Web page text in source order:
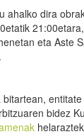
ahalko dira
eta Aste
bidez